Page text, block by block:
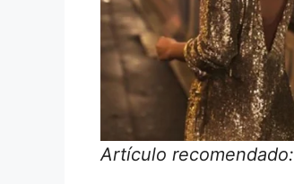
Artículo recomendado: